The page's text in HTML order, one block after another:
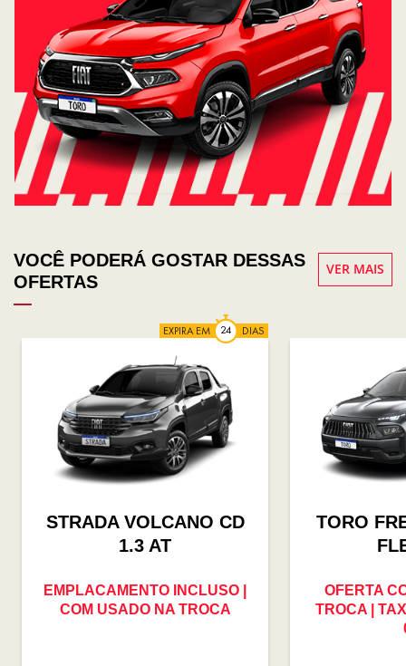
VOCÊ PODERÁ GOSTAR DESSAS
OFERTAS
VER MAIS
EXPIRA EM DIAS
STRADA VOLCANO CD
1.3 AT
EMPLACAMENTO INCLUSO |
COM USADO NA TROCA
TORO
OFERTA
TROCA |